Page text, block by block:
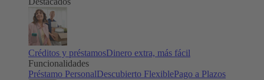
Créditos y préstamosDinero extra, más fácil
Funcionalidades
Préstamo PersonalDescubierto FlexiblePago a Plazos